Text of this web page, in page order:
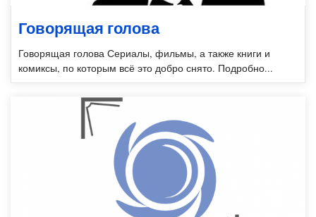
Говорящая голова
Говорящая голова Сериалы, фильмы, а также книги и
комиксы, по которым всё это добро снято. Подробно...